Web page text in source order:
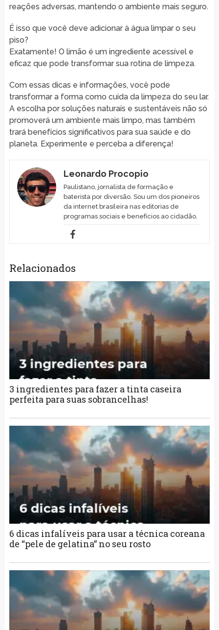
reações adversas, mantendo o ambiente mais seguro.
É isso que você deve adicionar à água limpar o seu
piso?
Exatamente! O limão é um ingrediente acessível e
eficaz que pode transformar sua rotina de limpeza.
Com essas dicas e informações, você pode
transformar a forma como cuida da limpeza do seu lar.
A escolha por soluções naturais e sustentáveis não só
promoverá um ambiente mais limpo, mas também
trará benefícios significativos para sua saúde e do
planeta. Experimente e perceba a diferença!
Leonardo Procopio
Paulistano, jornalista de formação e
baterista por diversão. Sou um dos pioneiros
da internet brasileira nas editorias de
programas sociais e benefícios ao cidadão.
Relacionados
3 ingredientes para fazer a tinta caseira
perfeita para suas sobrancelhas!
6 dicas infalíveis para usar a técnica coreana
de “pele de gelatina” no seu rosto